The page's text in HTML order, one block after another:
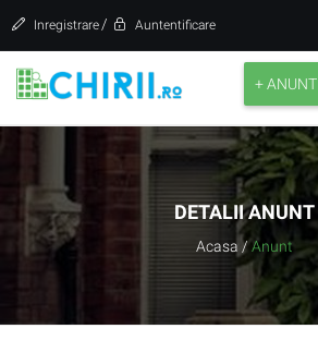
Inregistrare / Auntentificare
+ ANUNT
DETALII ANUNT
Acasa / Anunt